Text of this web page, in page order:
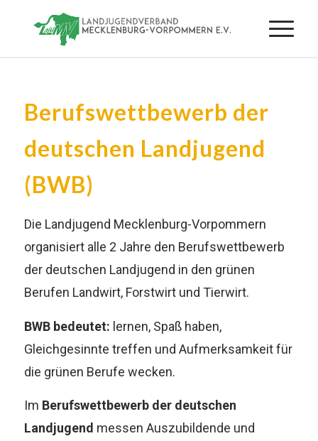
Berufswettbewerb der
deutschen Landjugend
(BWB)
Die Landjugend Mecklenburg-Vorpommern
organisiert alle 2 Jahre den Berufswettbewerb
der deutschen Landjugend in den grünen
Berufen Landwirt, Forstwirt und Tierwirt.
BWB bedeutet: lernen, Spaß haben,
Gleichgesinnte treffen und Aufmerksamkeit für
die grünen Berufe wecken.
Im Berufswettbewerb der deutschen
Landjugend messen Auszubildende und